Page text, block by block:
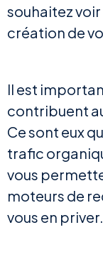
souhaitez voir
création de
Il est
contribuent
Ce sont eux
trafic
vous
moteurs de
vous en priver.